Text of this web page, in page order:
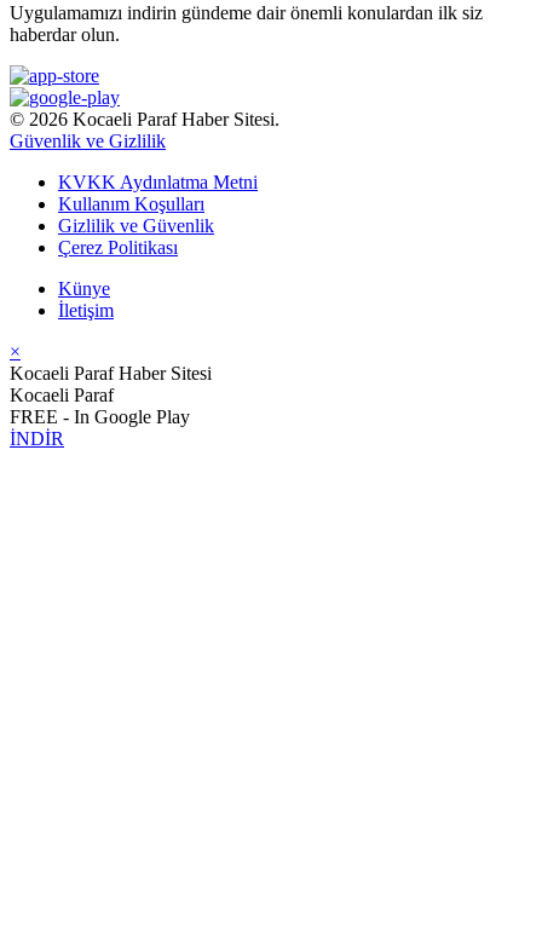
Uygulamamızı indirin gündeme dair önemli konulardan ilk siz
haberdar olun.
© 2026 Kocaeli Paraf Haber Sitesi.
Güvenlik ve Gizlilik
KVKK Aydınlatma Metni
Kullanım Koşulları
Gizlilik ve Güvenlik
Çerez Politikası
Künye
İletişim
×
Kocaeli Paraf Haber Sitesi
Kocaeli Paraf
FREE - In Google Play
İNDİR